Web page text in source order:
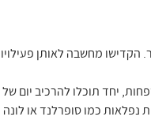
הקדישו מחשבה לאותן
יחד תוכלו להרכיב יום
נפלאות כמו סופרלנד או